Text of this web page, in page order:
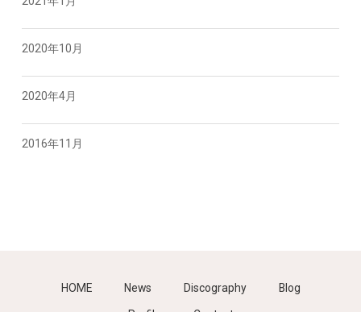
2020年10月
2020年4月
2016年11月
HOME News Discography Blog